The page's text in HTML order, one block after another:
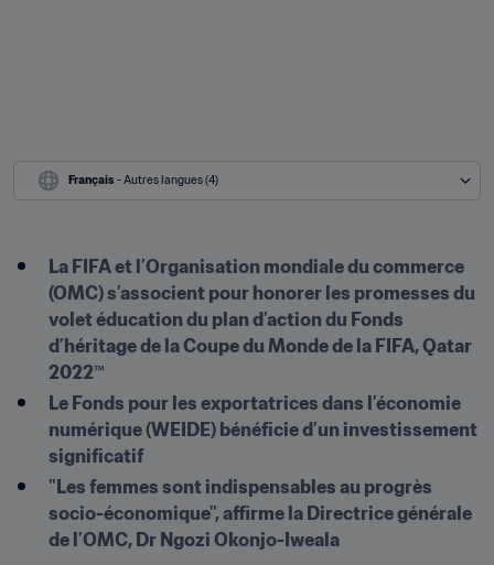
Français - Autres langues (4)
La FIFA et l’Organisation mondiale du commerce
(OMC) s’associent pour honorer les promesses du
volet éducation du plan d’action du Fonds
d’héritage de la Coupe du Monde de la FIFA, Qatar
2022™
Le Fonds pour les exportatrices dans l’économie
numérique (WEIDE) bénéficie d’un investissement
significatif
"Les femmes sont indispensables au progrès
socio-économique", affirme la Directrice générale
de l’OMC, Dr Ngozi Okonjo-Iweala